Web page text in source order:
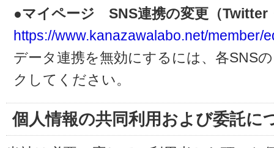
●マイページ SNS連携の変更（Twitter
https://www.kanazawalabo.net/member/
データ連携を無効にするには、各SNS
クしてください。
個人情報の共同利用および委託に